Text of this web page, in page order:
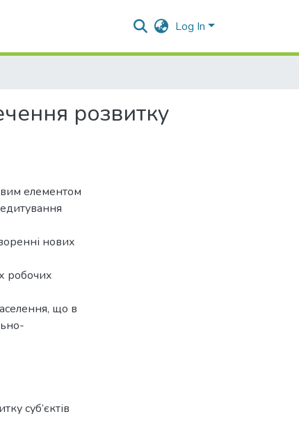
Log In
розвитку
елементом
нових
робочих
що в
суб’єктів